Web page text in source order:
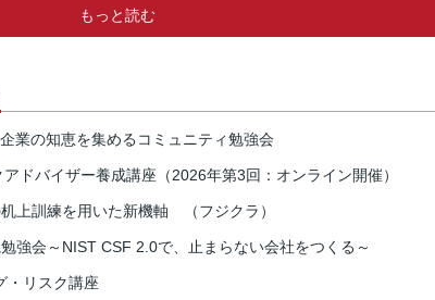
もっと読む
業の知恵を集めるコミュニティ勉強会
ドバイザー養成講座（2026年第3回：オンライン開催）
机上訓練を用いた新機軸 （フジクラ）
強会～NIST CSF 2.0で、止まらない会社をつくる～
・リスク講座